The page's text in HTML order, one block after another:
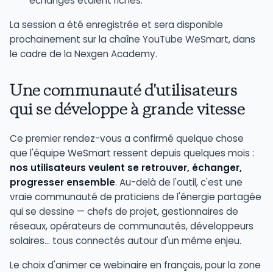
La session a été enregistrée et sera disponible
prochainement sur la chaîne YouTube WeSmart, dans
le cadre de la Nexgen Academy.
Une communauté d'utilisateurs
qui se développe à grande vitesse
Ce premier rendez-vous a confirmé quelque chose
que l'équipe WeSmart ressent depuis quelques mois :
nos utilisateurs veulent se retrouver, échanger,
progresser ensemble. Au-delà de l'outil, c'est une
vraie communauté de praticiens de l'énergie partagée
qui se dessine — chefs de projet, gestionnaires de
réseaux, opérateurs de communautés, développeurs
solaires… tous connectés autour d'un même enjeu.
Le choix d'animer ce webinaire en français, pour la zone